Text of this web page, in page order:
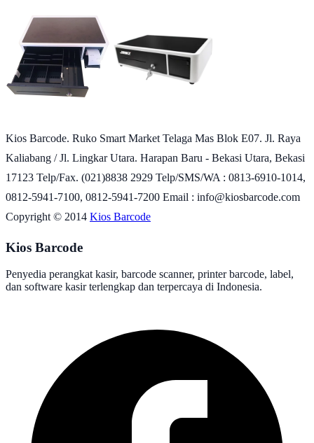
Kios Barcode. Ruko Smart Market Telaga Mas Blok E07. Jl. Raya
Kaliabang / Jl. Lingkar Utara. Harapan Baru - Bekasi Utara, Bekasi
17123 Telp/Fax. (021)8838 2929 Telp/SMS/WA : 0813-6910-1014,
0812-5941-7100, 0812-5941-7200 Email : info@kiosbarcode.com
Copyright © 2014 Kios Barcode
Kios Barcode
Penyedia perangkat kasir, barcode scanner, printer barcode, label,
dan software kasir terlengkap dan terpercaya di Indonesia.